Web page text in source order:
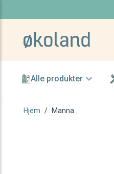
Alle produkter
Hjem / Manna